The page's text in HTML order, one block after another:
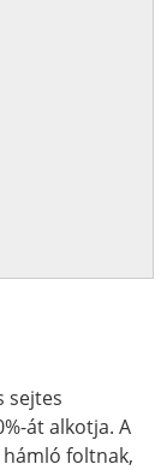
sejtes
át alkotja. A
foltnak,